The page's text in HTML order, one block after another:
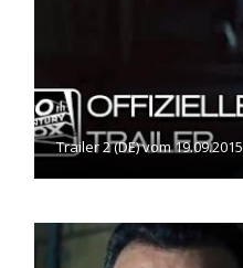
Trailer 2 (DE) vom 19.09.2015